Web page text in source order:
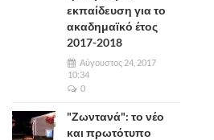
εκπαίδευση για το
ακαδημαϊκό έτος
2017-2018
Αύγουστος 24, 2017
10:34
0
"Ζωντανά": το νέο
και πρωτότυπο